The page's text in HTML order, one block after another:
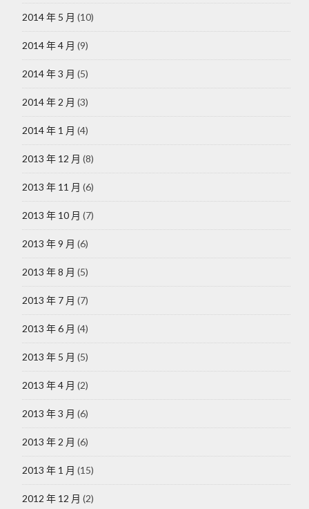
2014 年 5 月 (10)
2014 年 4 月 (9)
2014 年 3 月 (5)
2014 年 2 月 (3)
2014 年 1 月 (4)
2013 年 12 月 (8)
2013 年 11 月 (6)
2013 年 10 月 (7)
2013 年 9 月 (6)
2013 年 8 月 (5)
2013 年 7 月 (7)
2013 年 6 月 (4)
2013 年 5 月 (5)
2013 年 4 月 (2)
2013 年 3 月 (6)
2013 年 2 月 (6)
2013 年 1 月 (15)
2012 年 12 月 (2)